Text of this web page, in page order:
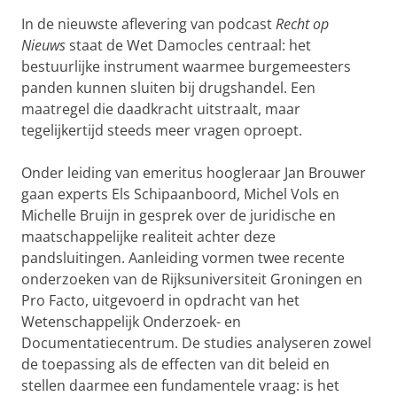
In de nieuwste aflevering van podcastRecht op
Nieuwsstaat de Wet Damocles centraal: het
bestuurlijke instrument waarmee burgemeesters
panden kunnen sluiten bij drugshandel. Een
maatregel die daadkracht uitstraalt, maar
tegelijkertijd steeds meer vragen oproept.
Onder leiding van emeritus hoogleraar Jan Brouwer
gaan experts Els Schipaanboord, Michel Vols en
Michelle Bruijn in gesprek over de juridische en
maatschappelijke realiteit achter deze
pandsluitingen. Aanleiding vormen twee recente
onderzoeken van de Rijksuniversiteit Groningen en
Pro Facto, uitgevoerd in opdracht van het
Wetenschappelijk Onderzoek- en
Documentatiecentrum. De studies analyseren zowel
de toepassing als de effecten van dit beleid en
stellen daarmee een fundamentele vraag: is het